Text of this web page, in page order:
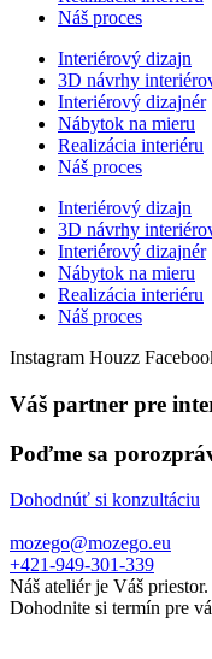
Náš proces
Interiérový dizajn
3D návrhy
Interiérový dizajnér
Nábytok na mieru
Realizácia interiéru
Náš proces
Interiérový dizajn
3D návrhy
Interiérový dizajnér
Nábytok na mieru
Realizácia interiéru
Náš proces
Instagram Houzz
Váš partner pre
Poďme sa
Dohodnúť si konzultáciu
mozego@mozego.eu
+421-949-301-339
Náš ateliér je Váš
Dohodnite si termín pre